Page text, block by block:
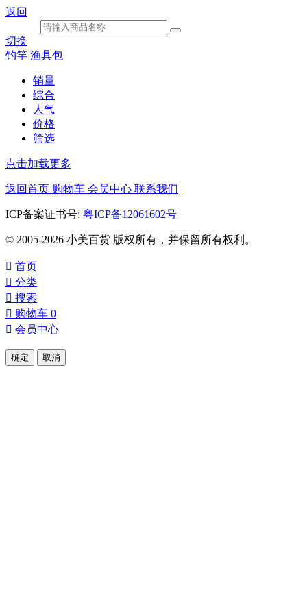
返回
切换
钓竿 渔具包
销量
综合
人气
价格
筛选
点击加载更多
返回首页 购物车 会员中心 联系我们
ICP备案证书号: 粤ICP备12061602号
© 2005-2026 小美百货 版权所有，并保留所有权利。
 首页
 分类
 搜索
 购物车 0
 会员中心
确定 取消